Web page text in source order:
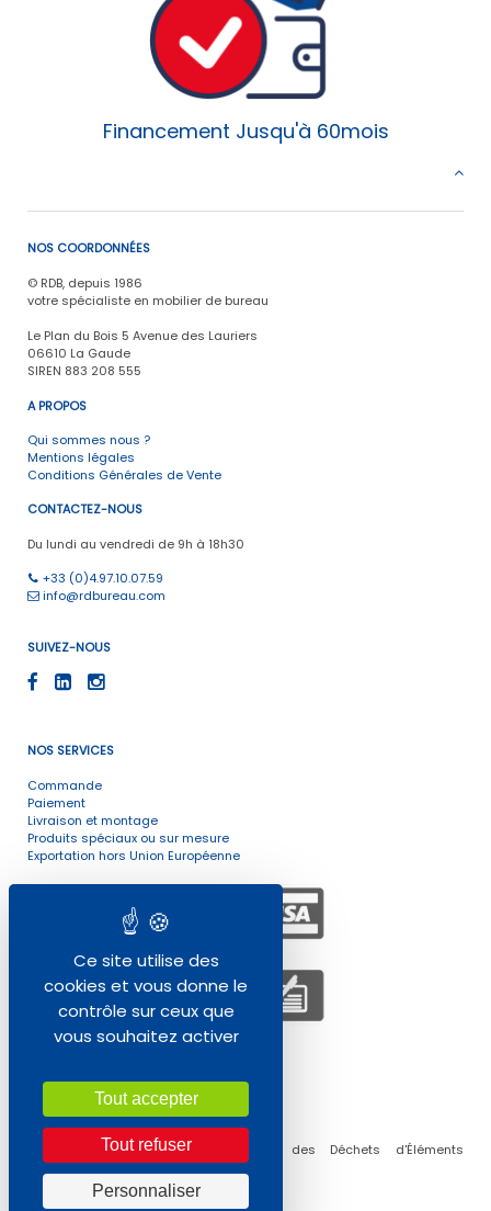
Financement Jusqu'à 60mois
NOS COORDONNÉES
© RDB, depuis 1986
votre spécialiste en mobilier de bureau
Le Plan du Bois 5 Avenue des Lauriers
06610 La Gaude
SIREN 883 208 555
A PROPOS
Qui sommes nous ?
Mentions légales
Conditions Générales de Vente
CONTACTEZ-NOUS
Du lundi au vendredi de 9h à 18h30
+33 (0)4.97.10.07.59
info@rdbureau.com
SUIVEZ-NOUS
NOS SERVICES
Commande
Paiement
Livraison et montage
Produits spéciaux ou sur mesure
Exportation hors Union Européenne
Collecte, traitement et réutilisation des Déchets d'Éléments
d'Ameublement (DEA) Professionnels
Ce site utilise des
cookies et vous donne le
contrôle sur ceux que
vous souhaitez activer
Tout accepter
Tout refuser
Personnaliser